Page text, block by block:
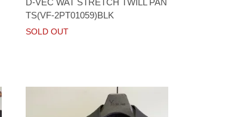
D-VEC WAT STRETCH TWILL PAN
TS(VF-2PT01059)BLK
SOLD OUT